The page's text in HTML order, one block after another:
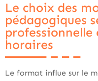
Le choix des
pédagogiques
horaires
Le format influe sur le